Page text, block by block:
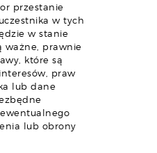
przestanie
w tych
w stanie
ważne, prawnie
które są
praw
lub dane
lub obrony